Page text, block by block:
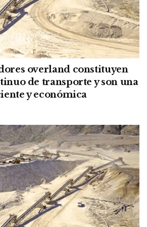
overland constituyen
de transporte y son una
y económica